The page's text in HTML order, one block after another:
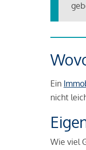
Ein
nicht
Wie viel